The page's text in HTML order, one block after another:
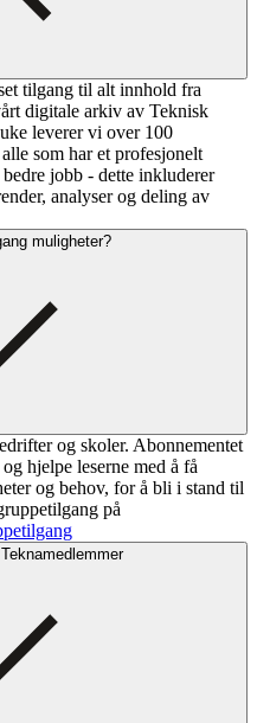
tilgang til alt innhold fra
digitale arkiv av Teknisk
leverer vi over 100
som har et profesjonelt
jobb - dette inkluderer
analyser og deling av
muligheter?
og skoler. Abonnementet
hjelpe leserne med å få
og behov, for å bli i stand til
på